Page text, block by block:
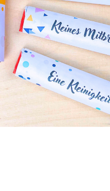
bedeuten – der
für die Kleinen, die
serviert